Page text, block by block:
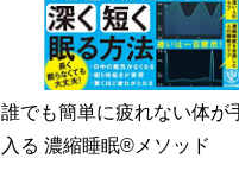
誰でも簡単に疲れない体が
入る 濃縮睡眠®メソッド